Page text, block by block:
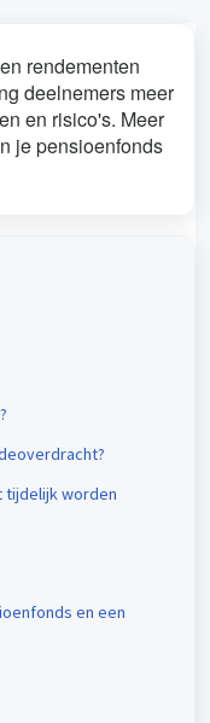
rendementen
deelnemers meer
en risico's. Meer
je pensioenfonds
tijdelijk worden
en een